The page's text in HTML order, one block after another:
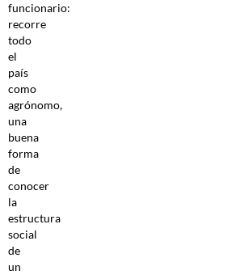
funcionario:
recorre
todo
el
país
como
agrónomo,
una
buena
forma
de
conocer
la
estructura
social
de
un